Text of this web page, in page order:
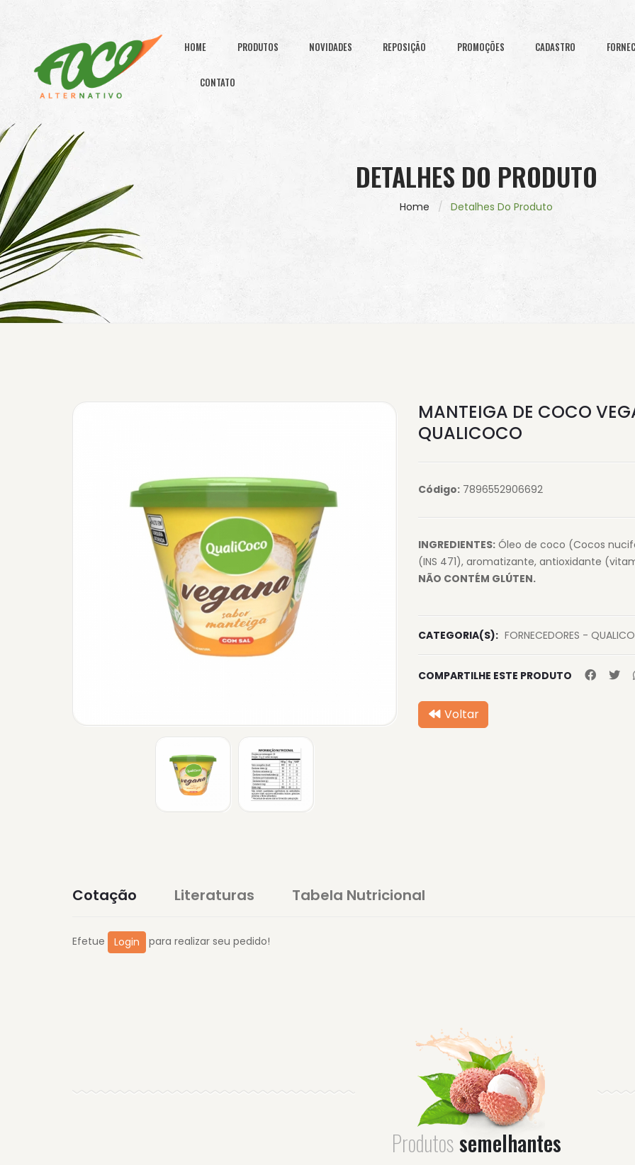
HOME PRODUTOS NOVIDADES REPOSIÇÃO PROMOÇÕES CADASTRO
CONTATO
DETALHES DO PRODUTO
Home Detalhes Do Produto
MANTEIGA DE COCO
QUALICOCO
Código:7896552906692
INGREDIENTES:Óleo de coco (Cocos
(INS 471), aromatizante, antioxidante
NÃO CONTÉM GLÚTEN.
CATEGORIA(S): FORNECEDORES -
COMPARTILHE ESTE PRODUTO
Voltar
Cotação Literaturas Tabela Nutricional
Efetue Login para realizar seu pedido!
Produtossemelhantes